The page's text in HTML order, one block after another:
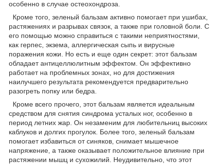
особенно в случае остеохондроза.
Кроме того, зеленый бальзам активно помогает при ушибах,
растяжениях и разрывах связок, а также при головной боли. С
его помощью можно справиться с такими неприятностями,
как герпес, экзема, аллергическая сыпь и вирусные
поражения кожи. Но есть и еще один секрет: этот бальзам
обладает антицеллюлитным эффектом. Он эффективно
работает на проблемных зонах, но для достижения
наилучшего результата рекомендуется предварительно
разогреть попку или бедра.
Кроме всего прочего, этот бальзам является идеальным
средством для снятия синдрома усталых ног, особенно в
период летних жар. Он незаменим для любительниц высоких
каблуков и долгих прогулок. Более того, зеленый бальзам
помогает избавиться от синяков, снимает мышечное
напряжение, а также оказывает положительное влияние при
растяжении мышц и сухожилий. Неудивительно, что этот